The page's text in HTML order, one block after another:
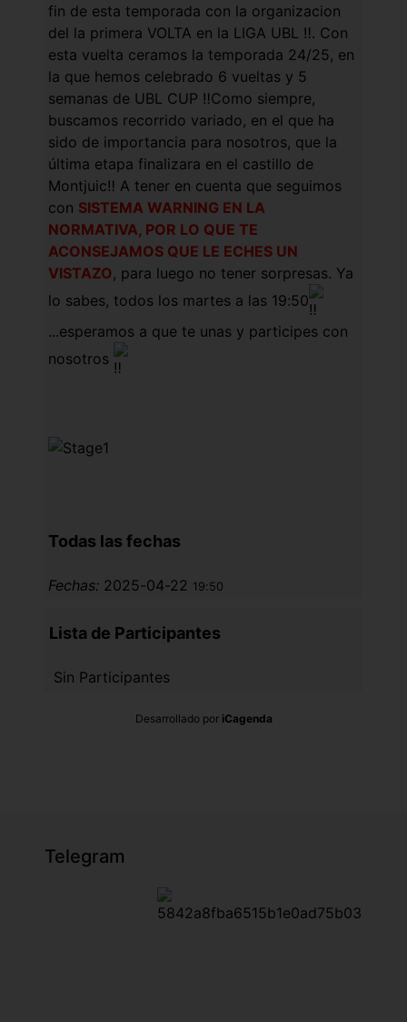
fin de esta temporada con la organizacion
del la primera VOLTA en la LIGA UBL ‼️. Con
esta vuelta ceramos la temporada 24/25, en
la que hemos celebrado 6 vueltas y 5
semanas de UBL CUP ‼️Como siempre,
buscamos recorrido variado, en el que ha
sido de importancia para nosotros, que la
última etapa finalizara en el castillo de
Montjuic‼️ A tener en cuenta que seguimos
con SISTEMA WARNING EN LA
NORMATIVA, POR LO QUE TE
ACONSEJAMOS QUE LE ECHES UN
VISTAZO, para luego no tener sorpresas. Ya
lo sabes, todos los martes a las 19:50
...esperamos a que te unas y participes con
nosotros
Todas las fechas
Fechas: 2025-04-22 19:50
Lista de Participantes
Sin Participantes
Desarrollado por iCagenda
Telegram